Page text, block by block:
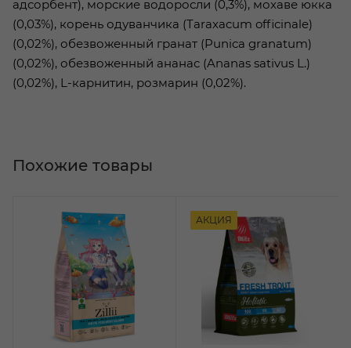
адсорбент), морские водоросли (0,3%), мохаве юкка
(0,03%), корень одуванчика (Taraxacum officinale)
(0,02%), обезвоженный гранат (Punica granatum)
(0,02%), обезвоженный ананас (Ananas sativus L.)
(0,02%), L-карнитин, розмарин (0,02%).
АКЦИЯ
Похожие товары